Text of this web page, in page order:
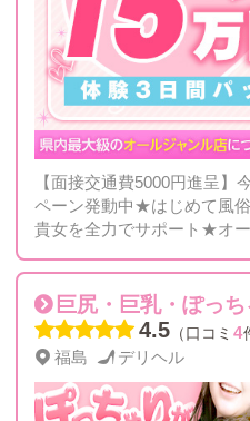
【面接交通費5000円進呈】
ペーン発動中★はじめて風
貴女を全力でサポート★オ
巨尻・巨乳・ぽっちゃ
4.5 （口コミ 4
福島 デリヘル